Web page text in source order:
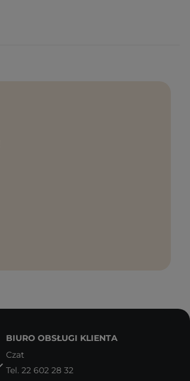
BIURO OBSŁUGI KLIENTA
Czat
Tel. 22 602 28 32